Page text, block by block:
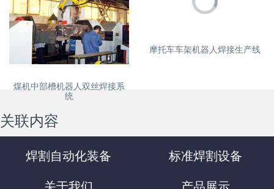
煤机中部槽机器人双丝焊接系
统
摩托车车架机器人焊接生产线
关联内容
焊割自动化装备
标准焊割设备